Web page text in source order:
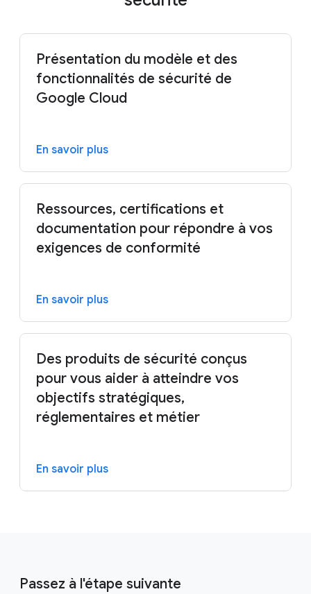
Présentation du modèle et des
fonctionnalités de sécurité de
Google Cloud
En savoir plus
Ressources, certifications et
documentation pour répondre à vos
exigences de conformité
En savoir plus
Des produits de sécurité conçus
pour vous aider à atteindre vos
objectifs stratégiques,
réglementaires et métier
En savoir plus
Passez à l'étape suivante